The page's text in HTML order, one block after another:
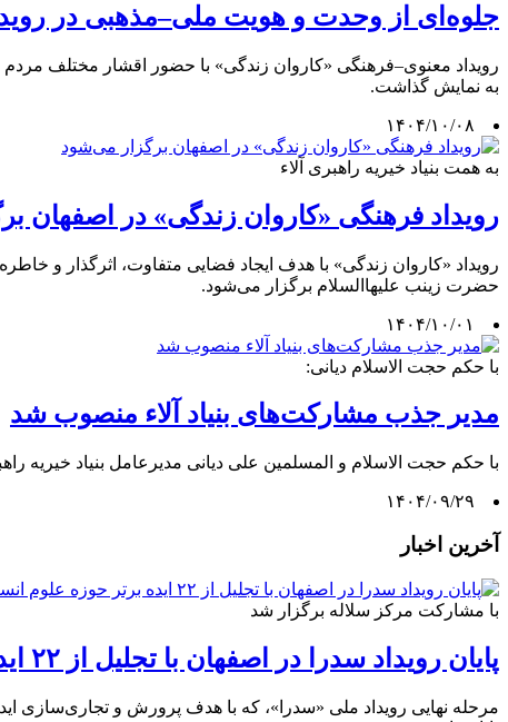
جلوه‌ای از وحدت و هویت ملی–مذهبی در
رویداد معنوی–فرهنگی «کاروان زندگی» با حضور اقشار مختلف
به نمایش گذاشت.
۱۴۰۴/۱۰/۰۸
به همت بنیاد خیریه راهبری آلاء
رویداد فرهنگی «کاروان زندگی» در اصفهان
رویداد «کاروان زندگی» با هدف ایجاد فضایی متفاوت، اثرگذار و
حضرت زینب علیهاالسلام برگزار می‌شود.
۱۴۰۴/۱۰/۰۱
با حکم حجت الاسلام دیانی:
مدیر جذب مشارکت‌های بنیاد آلاء منصوب شد
با حکم حجت الاسلام و المسلمین علی دیانی مدیرعامل بنیاد
۱۴۰۴/۰۹/۲۹
آخرین اخبار
با مشارکت مرکز سلاله برگزار شد
پایان رویداد سدرا در اصفهان با تجلیل از ۲۲ ایده برتر حوزه علوم انسانی